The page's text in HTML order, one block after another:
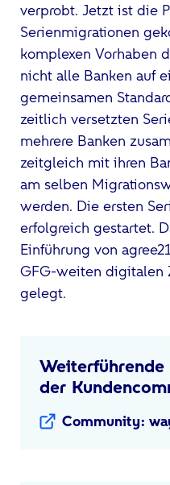
verprobt. Jetzt ist die
Serienmigrationen
komplexen Vorhaben
nicht alle Banken auf
gemeinsamen
zeitlich versetzten
mehrere Banken
zeitgleich mit ihren
am selben
werden. Die ersten
erfolgreich gestartet.
Einführung von
GFG-weiten digitalen
gelegt.
der
Community: